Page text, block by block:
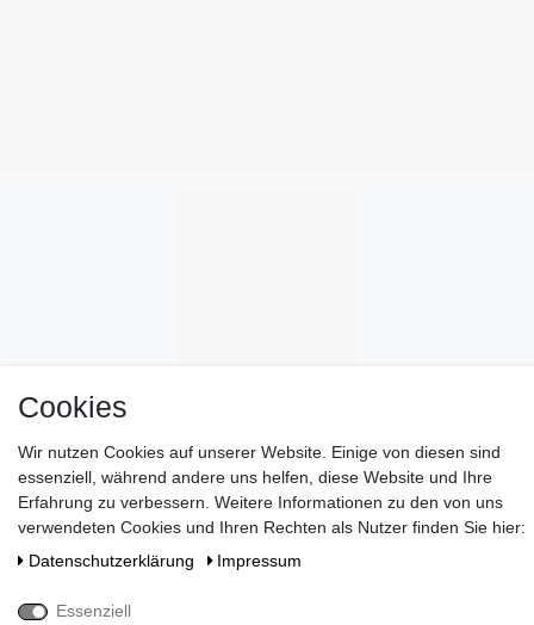
Cookies
Wir nutzen Cookies auf unserer Website. Einige von diesen sind
essenziell, während andere uns helfen, diese Website und Ihre
Erfahrung zu verbessern. Weitere Informationen zu den von uns
verwendeten Cookies und Ihren Rechten als Nutzer finden Sie hier:
Daten­schutz­erklärung
Impressum
Essenziell